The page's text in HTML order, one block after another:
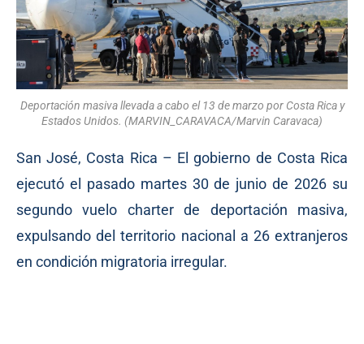
Deportación masiva llevada a cabo el 13 de marzo por Costa Rica y
Estados Unidos. (MARVIN_CARAVACA/Marvin Caravaca)
San José, Costa Rica – El gobierno de Costa Rica
ejecutó el pasado martes 30 de junio de 2026 su
segundo vuelo charter de deportación masiva,
expulsando del territorio nacional a 26 extranjeros
en condición migratoria irregular.